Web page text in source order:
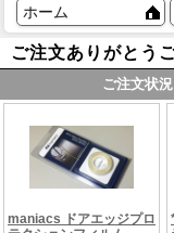
ホーム
ご注文ありがとう